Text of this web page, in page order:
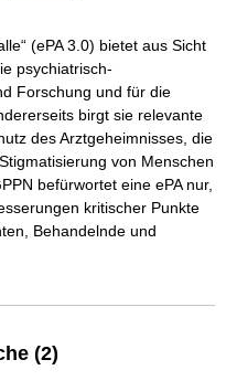
(ePA 3.0) bietet aus Sicht
psychiatrisch-
Forschung und für die
birgt sie relevante
des Arztgeheimnisses, die
von Menschen
befürwortet eine ePA nur,
kritischer Punkte
Behandelnde und
(2)